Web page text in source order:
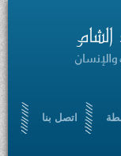
اتصل بنا